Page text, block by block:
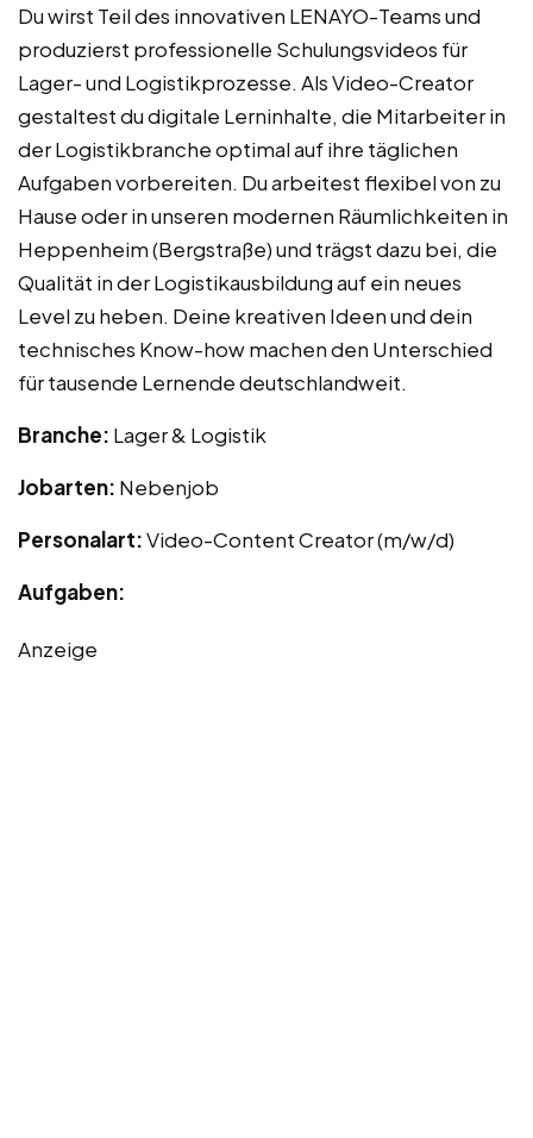
Du wirst Teil des innovativen LENAYO-Teams und
produzierst professionelle Schulungsvideos für
Lager- und Logistikprozesse. Als Video-Creator
gestaltest du digitale Lerninhalte, die Mitarbeiter in
der Logistikbranche optimal auf ihre täglichen
Aufgaben vorbereiten. Du arbeitest flexibel von zu
Hause oder in unseren modernen Räumlichkeiten in
Heppenheim (Bergstraße) und trägst dazu bei, die
Qualität in der Logistikausbildung auf ein neues
Level zu heben. Deine kreativen Ideen und dein
technisches Know-how machen den Unterschied
für tausende Lernende deutschlandweit.
Branche: Lager & Logistik
Jobarten: Nebenjob
Personalart:Video-Content Creator (m/w/d)
Aufgaben:
Anzeige